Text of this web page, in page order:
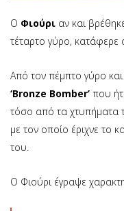
Ο Φιούρι αν και
τέταρτο γύρο, κατάφερε
Από τον πέμπτο γύρο
‘Bronze Bomber’ που
τόσο από τα χτυπήματα
με τον οποίο έριχνε το
του.
Ο Φιούρι έγραψε